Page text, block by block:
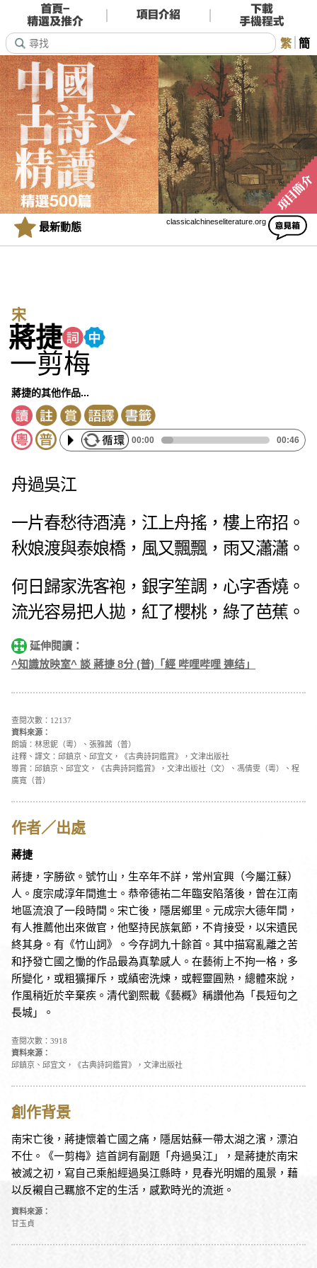
繁 簡
classicalchineseliterature.org
最新動態
宋
蔣捷
一剪梅
蔣捷的其他作品...
00:00 00:46
舟過吳江
一片春愁待酒澆，江上舟搖，樓上帘招。
秋娘渡與泰娘橋，風又飄飄，雨又瀟瀟。
何日歸家洗客袍，銀字笙調，心字香燒。
流光容易把人拋，紅了櫻桃，綠了芭蕉。
延伸閱讀：
^知識放映室^ 談 蔣捷 8分 (普)「經 哔哩哔哩 連结」
查閱次數：12137
資料來源：
朗讀：林思鈮（粵）、張雅茜（普）
註釋、譯文：邱鎮京、邱宜文，《古典詩詞鑑賞》，文津出版社
導賞：邱鎮京、邱宜文，《古典詩詞鑑賞》，文津出版社（文）、馮倩雯（粵）、程
廣寬（普）
作者／出處
蔣捷
蔣捷，字勝欲。號竹山，生卒年不詳，常州宜興（今屬江蘇）
人。度宗咸淳年間進士。恭帝德祐二年臨安陷落後，曾在江南
地區流浪了一段時間。宋亡後，隱居鄉里。元成宗大德年間，
有人推薦他出來做官，他堅持民族氣節，不肯接受，以宋遺民
終其身。有《竹山詞》。今存詞九十餘首。其中描寫亂離之苦
和抒發亡國之慟的作品最為真摯感人。在藝術上不拘一格，多
所變化，或粗獷揮斥，或縝密洗煉，或輕靈圓熟，總體來說，
作風稍近於辛棄疾。清代劉熙載《藝概》稱讚他為「長短句之
長城」。
查閱次數：3918
資料來源：
邱鎮京、邱宜文，《古典詩詞鑑賞》，文津出版社
創作背景
南宋亡後，蔣捷懷着亡國之痛，隱居姑蘇一帶太湖之濱，漂泊
不仕。《一剪梅》這首詞有副題「舟過吳江」，是蔣捷於南宋
被滅之初，寫自己乘船經過吳江縣時，見春光明媚的風景，藉
以反襯自己羈旅不定的生活，感歎時光的流逝。
資料來源：
甘玉貞